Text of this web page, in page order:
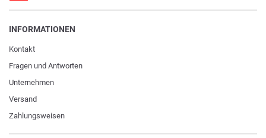
INFORMATIONEN
Kontakt
Fragen und Antworten
Unternehmen
Versand
Zahlungsweisen